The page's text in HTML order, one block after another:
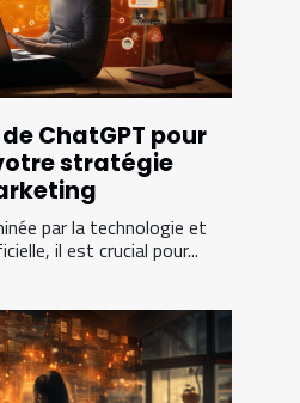
ChatGPT pour
stratégie
par la technologie et
il est crucial pour...